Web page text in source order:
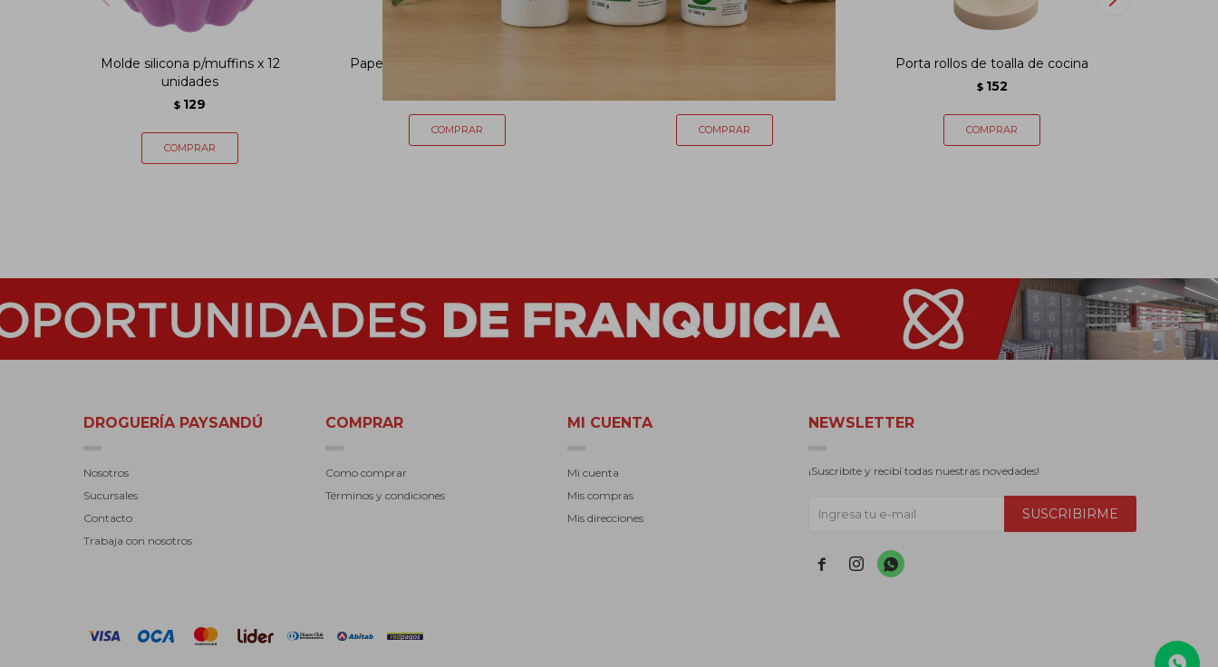
Molde silicona p/muffins x 12
unidades
$ 129
Papel para air freyer x 50 unidades Porta rollos de toalla de cocina
$ 152
DROGUERÍA PAYSANDÚ
Nosotros
Sucursales
Contacto
Trabaja con nosotros
COMPRAR
Como comprar
Términos y condiciones
MI CUENTA
Mi cuenta
Mis compras
Mis direcciones
NEWSLETTER
¡Suscribite y recibí todas nuestras novedades!
SUSCRIBIRME
  